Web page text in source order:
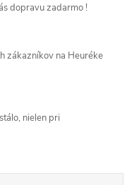
dopravu zadarmo !
zákazníkov na Heuréke
nielen pri